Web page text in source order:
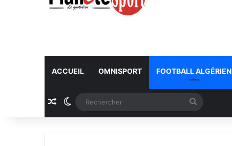
ACCUEIL OMNISPORT FOOTBALL ALGÉRIEN
Article Aléatoire
Switch skin